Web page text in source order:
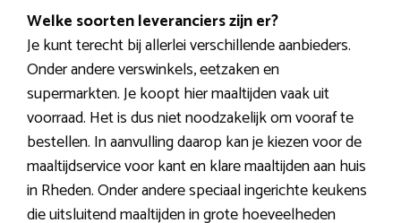
Welke soorten leveranciers zijn er?
Je kunt terecht bij allerlei verschillende aanbieders.
Onder andere verswinkels, eetzaken en
supermarkten. Je koopt hier maaltijden vaak uit
voorraad. Het is dus niet noodzakelijk om vooraf te
bestellen. In aanvulling daarop kan je kiezen voor de
maaltijdservice voor kant en klare maaltijden aan huis
in Rheden. Onder andere speciaal ingerichte keukens
die uitsluitend maaltijden in grote hoeveelheden